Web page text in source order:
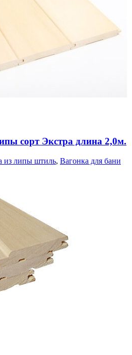
сорт Экстра длина 2,0м.
из липы штиль, Вагонка для бани